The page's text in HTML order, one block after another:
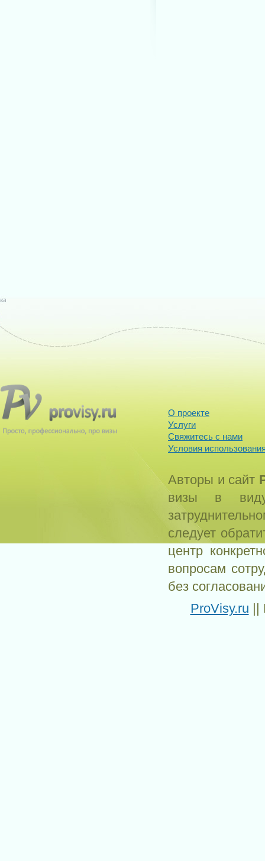
О проекте
Услуги
Свяжитесь с нами
Условия
Авторы и сайт
визы в виду
следует
центр
вопросам
без
ProVisy.ru ||